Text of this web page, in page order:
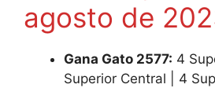
agosto de
Gana Gato 2577: 4
Superior Central | 4